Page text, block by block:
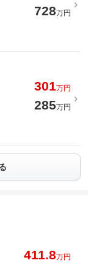
728万円
301万円
285万円
411.8万円